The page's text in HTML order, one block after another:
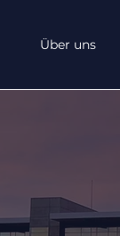
Über uns